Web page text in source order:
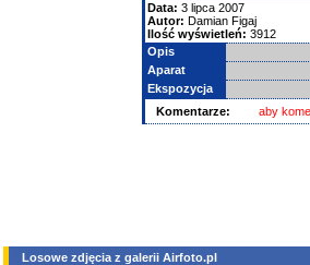
Data: 3 lipca 2007
Autor: Damian Figaj
Ilość wyświetleń: 3912
Opis
Aparat
Ekspozycja
Komentarze:
aby
Losowe zdjęcia z galerii Airfoto.pl